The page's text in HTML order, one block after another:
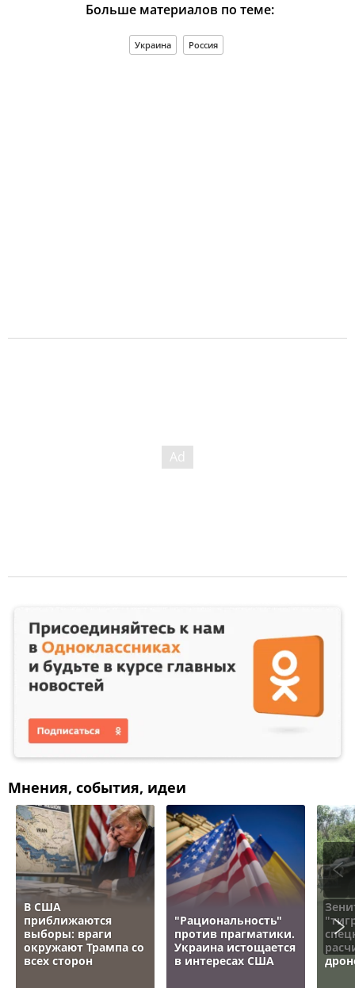
Больше материалов по теме:
Украина Россия
Мнения, события, идеи
В США
приближаются
выборы: враги
окружают Трампа со
всех сторон
"Рациональность"
против прагматики.
Украина истощается
в интересах США